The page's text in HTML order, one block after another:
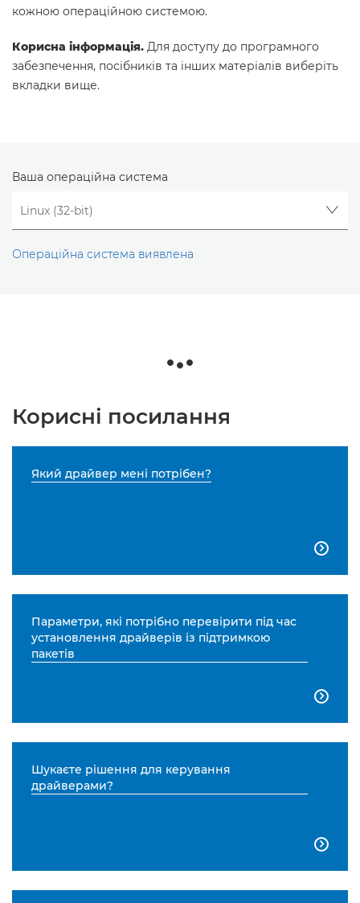
кожною операційною системою.
Корисна інформація. Для доступу до програмного
забезпечення, посібників та інших матеріалів виберіть
вкладки вище.
Ваша операційна система
Операційна система виявлена
Корисні посилання
Який драйвер мені потрібен?

Параметри, які потрібно перевірити під час
установлення драйверів із підтримкою
пакетів

Шукаєте рішення для керування
драйверами?
